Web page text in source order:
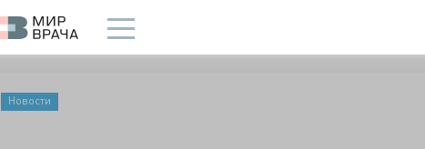
Новости